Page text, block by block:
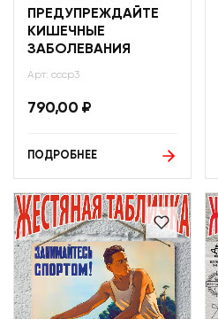
ПРЕДУПРЕЖДАЙТЕ
КИШЕЧНЫЕ
ЗАБОЛЕВАНИЯ
Арт: ссср3
790,00 ₽
ПОДРОБНЕЕ